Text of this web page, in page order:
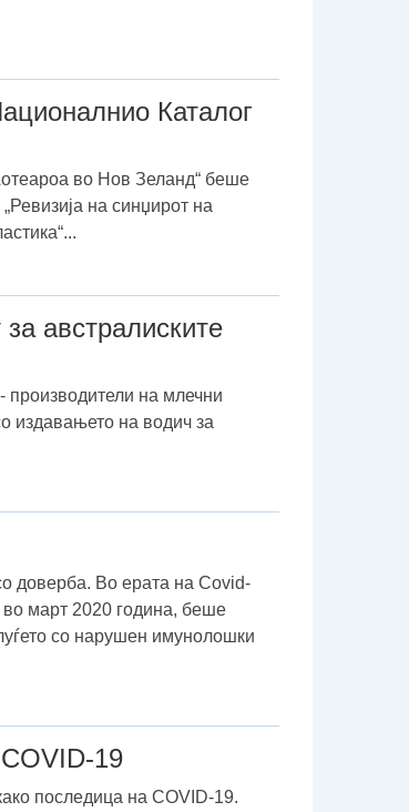
Каталог
во Нов Зеланд“ беше
на синџирот на
австралиските
производители на млечни
издавањето на водич за
доверба. Во ерата на Covid-
во март 2020 година, беше
со нарушен имунолошки
19
последица на COVID-19.